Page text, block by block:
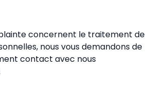
plainte concernent le traitement de
nous vous demandons de
contact avec nous